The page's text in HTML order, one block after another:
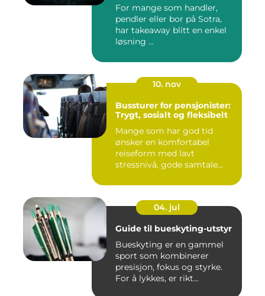
For mange som handler,
pendler eller bor på Sotra,
har takeaway blitt en enkel
løsning ...
10. nov
Bussturer for pensjonister:
Trygt, sosialt og fleksibelt
Mange som har god tid
ønsker en komfortabel
reiseform med lavt
stressnivå, gode samtale...
04. jul
Guide til bueskyting-utstyr
Bueskyting er en gammel
sport som kombinerer
presisjon, fokus og styrke.
For å lykkes, er rikt...